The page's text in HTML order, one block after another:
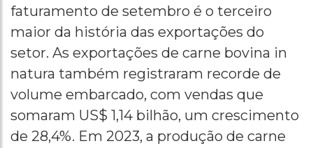
faturamento de setembro é o terceiro
maior da história das exportações do
setor. As exportações de carne bovina in
natura também registraram recorde de
volume embarcado, com vendas que
somaram US$ 1,14 bilhão, um crescimento
de 28,4%. Em 2023, a produção de carne